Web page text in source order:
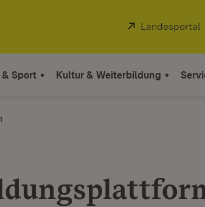
Extern:
Landesportal
Sport Kultur & Weiterbildung